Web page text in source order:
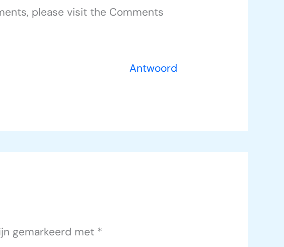
please visit the Comments
Antwoord
gemarkeerd met *